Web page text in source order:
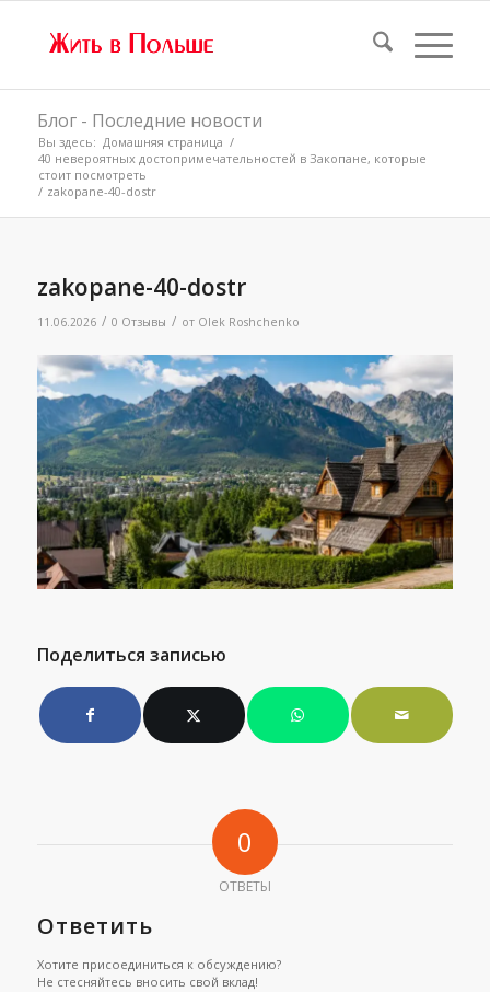
Блог - Последние новости
Вы здесь: Домашняя страница /
40 невероятных достопримечательностей в Закопане, которые
стоит посмотреть
/ zakopane-40-dostr
zakopane-40-dostr
11.06.2026 / 0 Отзывы / от Olek Roshchenko
Поделиться записью
0
ОТВЕТЫ
Ответить
Хотите присоединиться к обсуждению?
Не стесняйтесь вносить свой вклад!